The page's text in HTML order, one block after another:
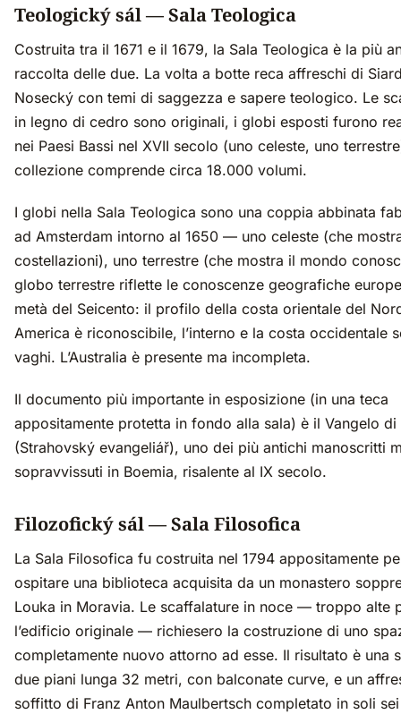
Teologický sál — Sala Teologica
Costruita tra il 1671 e il 1679, la Sala Teologica è la più
raccolta delle due. La volta a botte reca affreschi di
Nosecký con temi di saggezza e sapere teologico. Le
in legno di cedro sono originali, i globi esposti furono
nei Paesi Bassi nel XVII secolo (uno celeste, uno
collezione comprende circa 18.000 volumi.
I globi nella Sala Teologica sono una coppia abbinata
ad Amsterdam intorno al 1650 — uno celeste (che
costellazioni), uno terrestre (che mostra il mondo
globo terrestre riflette le conoscenze geografiche
metà del Seicento: il profilo della costa orientale del
America è riconoscibile, l’interno e la costa occidentale
vaghi. L’Australia è presente ma incompleta.
Il documento più importante in esposizione (in una teca
appositamente protetta in fondo alla sala) è il Vangelo di
(Strahovský evangeliář), uno dei più antichi manoscritti
sopravvissuti in Boemia, risalente al IX secolo.
Filozofický sál — Sala Filosofica
La Sala Filosofica fu costruita nel 1794 appositamente
ospitare una biblioteca acquisita da un monastero
Louka in Moravia. Le scaffalature in noce — troppo alte
l’edificio originale — richiesero la costruzione di uno
completamente nuovo attorno ad esse. Il risultato è una
due piani lunga 32 metri, con balconate curve, e un
soffitto di Franz Anton Maulbertsch completato in soli